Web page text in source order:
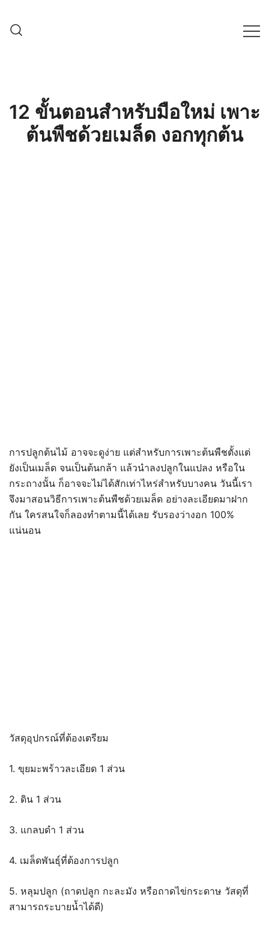
content
พร้อมดูแลพืชอย่างครบวงจร
12 ขั้นตอนสำหรับมือใหม่ เพาะ
ต้นพืชด้วยเมล็ด งอกทุกต้น
การปลูกต้นไม้ อาจจะดูง่าย แต่สำหรับการเพาะต้นพืชตั้งแต่
ยังเป็นเมล็ด จนเป็นต้นกล้า แล้วนำลงปลูกในแปลง หรือใน
กระถางนั้น ก็อาจจะไม่ได้สักเท่าไหร่สำหรับบางคน วันนี้เรา
จึงมาสอนวิธีการเพาะต้นพืชด้วยเมล็ด อย่างละเอียดมาฝาก
กัน ใครสนใจก็ลองทำตามนี้ได้เลย รับรองว่างอก 100%
แน่นอน
วัสดุอุปกรณ์ที่ต้องเตรียม
1. ขุยมะพร้าวละเอียด 1 ส่วน
2. ดิน 1 ส่วน
3. แกลบดำ 1 ส่วน
4. เมล็ดพันธุ์ที่ต้องการปลูก
5. หลุมปลูก (ถาดปลูก กะละมัง หรือถาดไข่กระดาษ วัสดุที่
สามารถระบายน้ำได้ดี)